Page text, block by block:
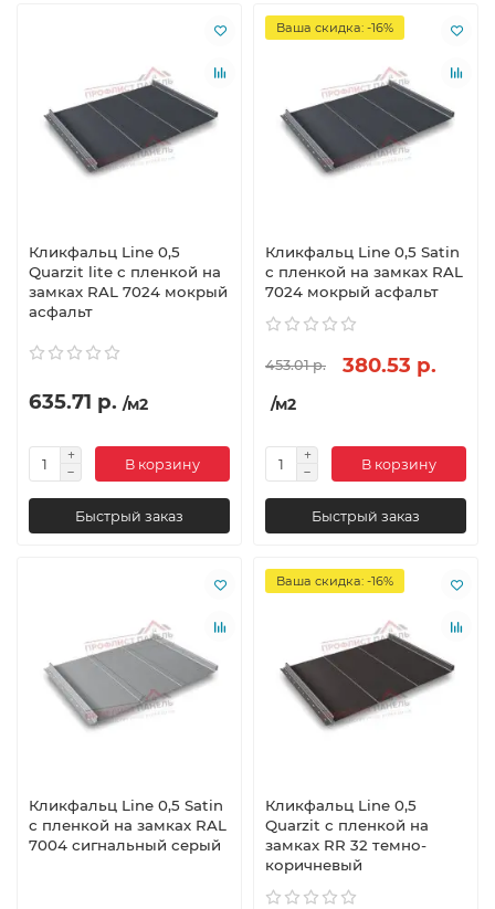
Кликфальц Line 0,5
Quarzit lite с пленкой на
замках RAL 7024 мокрый
асфальт
635.71 р. /м2
В корзину
Быстрый заказ
Ваша скидка: -16%
Кликфальц Line 0,5 Satin
с пленкой на замках RAL
7024 мокрый асфальт
453.01 р. 380.53 р.
/м2
В корзину
Быстрый заказ
Кликфальц Line 0,5 Satin
с пленкой на замках RAL
7004 сигнальный серый
Ваша скидка: -16%
Кликфальц Line 0,5
Quarzit с пленкой на
замках RR 32 темно-
коричневый